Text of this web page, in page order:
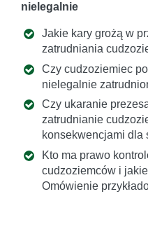
nielegalnie
Jakie kary grożą w
zatrudniania
Czy cudzoziemiec
nielegalnie
Czy ukaranie
zatrudnianie
konsekwencjami dla
Kto ma prawo
cudzoziemców i
Omówienie